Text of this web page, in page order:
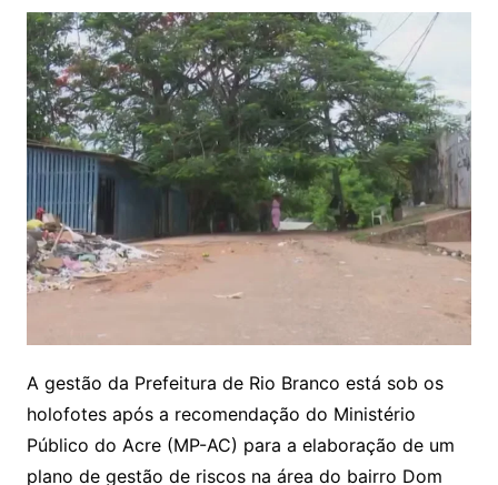
A gestão da Prefeitura de Rio Branco está sob os
holofotes após a recomendação do Ministério
Público do Acre (MP-AC) para a elaboração de um
plano de gestão de riscos na área do bairro Dom